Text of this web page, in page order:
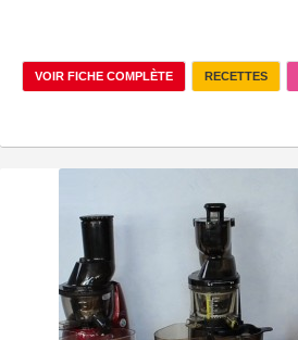
VOIR FICHE COMPLÈTE RECETTES